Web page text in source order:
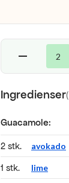
2
Ingredienser(
Guacamole:
2 stk. avokado
1 stk. lime